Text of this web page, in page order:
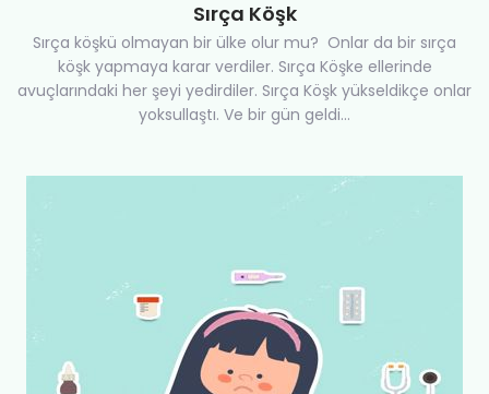
Sırça Köşk
Sırça köşkü olmayan bir ülke olur mu? Onlar da bir sırça
köşk yapmaya karar verdiler. Sırça Köşke ellerinde
avuçlarındaki her şeyi yedirdiler. Sırça Köşk yükseldikçe onlar
yoksullaştı. Ve bir gün geldi...